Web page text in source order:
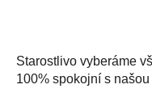
Starostlivo vyberáme
100% spokojní s